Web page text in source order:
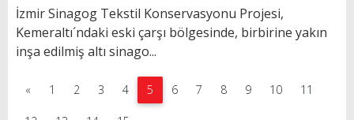
İzmir Sinagog Tekstil Konservasyonu Projesi,
Kemeraltı´ndaki eski çarşı bölgesinde, birbirine yakın
inşa edilmiş altı sinago...
« 1 2 3 4 5 6 7 8 9 10 11